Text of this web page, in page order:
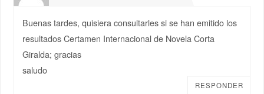
Buenas tardes, quisiera consultarles si se han emitido los
resultados Certamen Internacional de Novela Corta
Giralda; gracias
saludo
RESPONDER